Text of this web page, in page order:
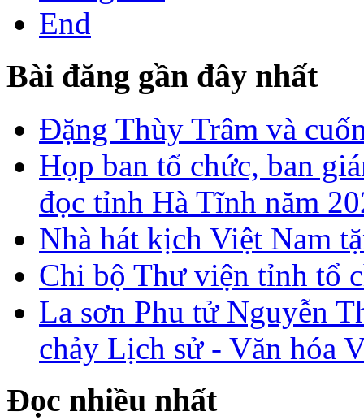
End
Bài đăng gần đây nhất
Đặng Thùy Trâm và
Họp ban tổ chức, ban
đọc tỉnh Hà Tĩnh năm
Nhà hát kịch Việt Nam
Chi bộ Thư viện tỉnh tổ
La sơn Phu tử Nguyễn
chảy Lịch sử - Văn hóa
Đọc nhiều nhất